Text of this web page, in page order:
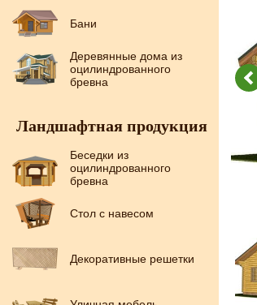
Бани
Деревянные дома из
оцилиндрованного
бревна
Ландшафтная продукция
Беседки из
оцилиндрованного
бревна
Стол с навесом
Декоративные решетки